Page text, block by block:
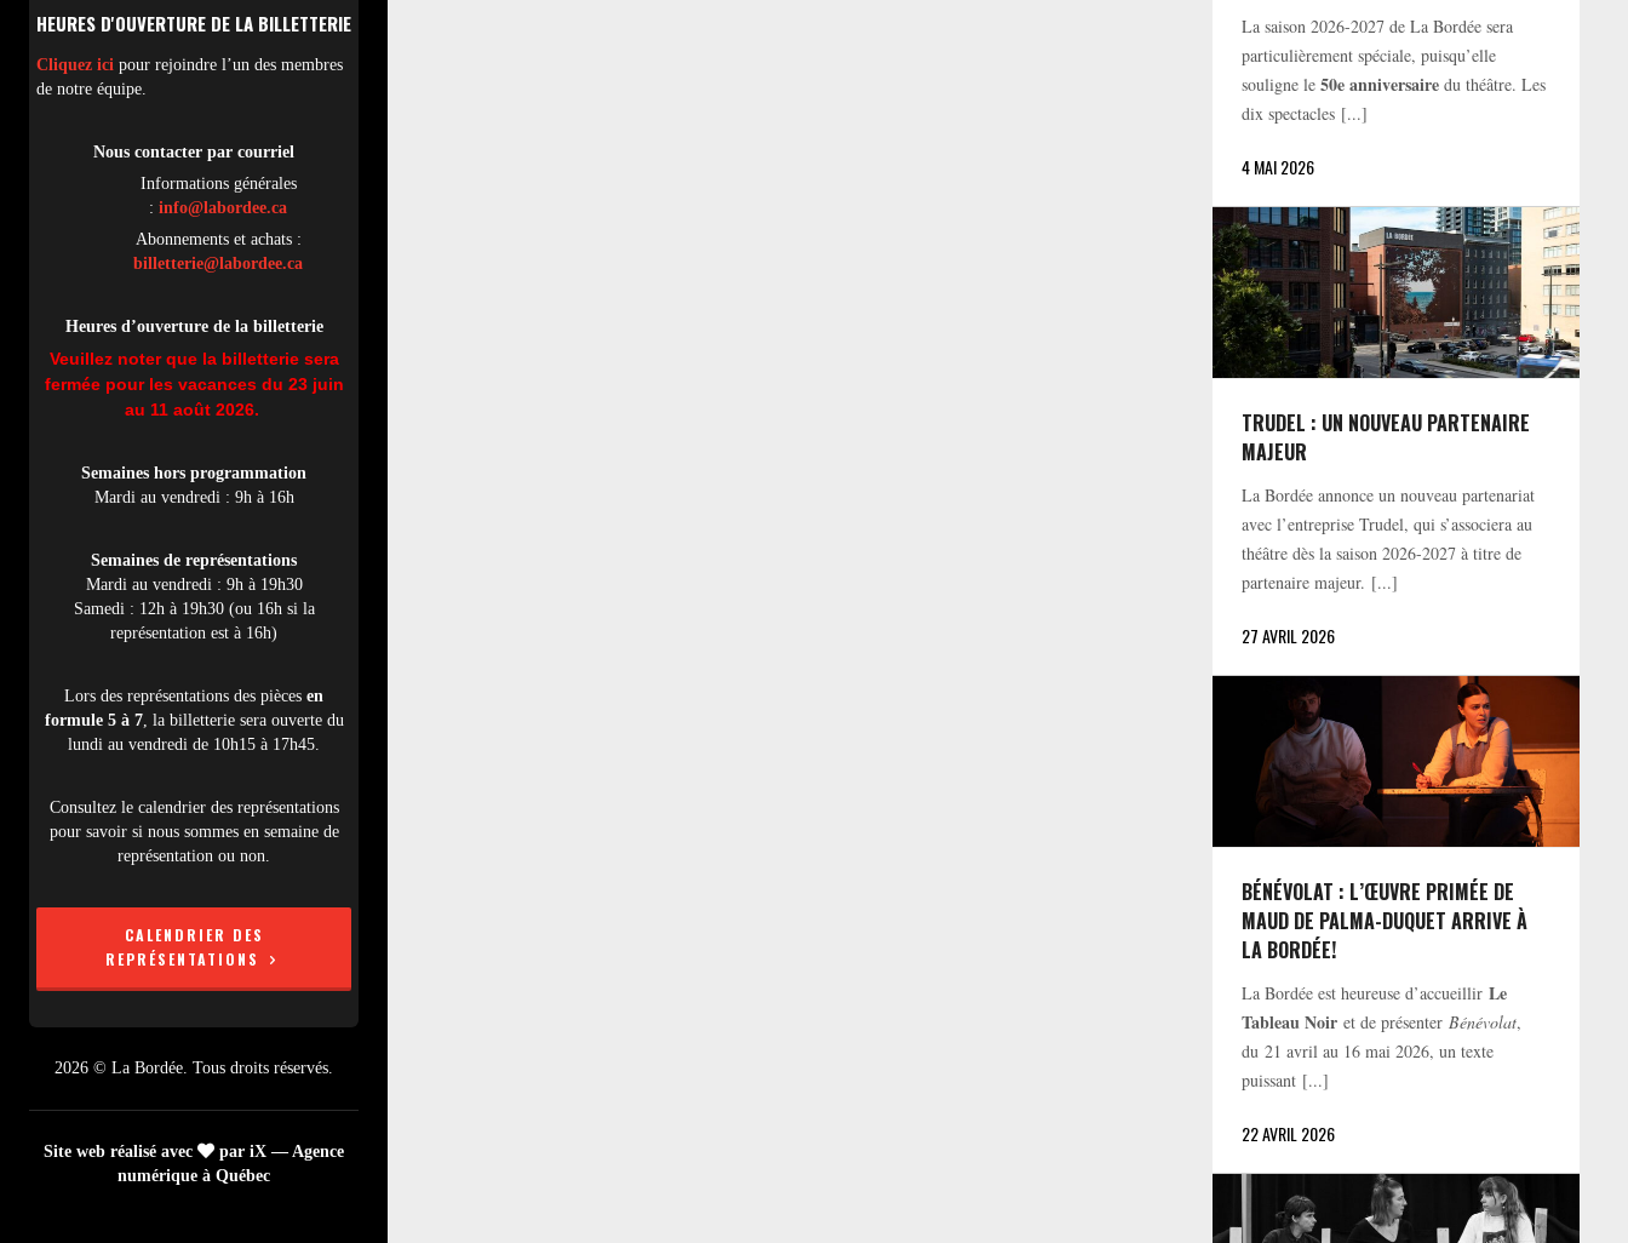
HEURES D'OUVERTURE DE LA BILLETTERIE
Cliquez ici pour rejoindre l’un des membres
de notre équipe.
Nous contacter par courriel
Informations générales
: info@labordee.ca
Abonnements et achats :
billetterie@labordee.ca
Heures d’ouverture de la billetterie
Veuillez noter que la billetterie sera
fermée pour les vacances du 23 juin
au 11 août 2026.
Semaines hors programmation
Mardi au vendredi : 9h à 16h
Semaines de représentations
Mardi au vendredi : 9h à 19h30
Samedi : 12h à 19h30 (ou 16h si la
représentation est à 16h)
Lors des représentations des pièces en
formule 5 à 7, la billetterie sera ouverte du
lundi au vendredi de 10h15 à 17h45.
Consultez le calendrier des représentations
pour savoir si nous sommes en semaine de
représentation ou non.
CALENDRIER DES
REPRÉSENTATIONS
2026 © La Bordée. Tous droits réservés.
Site web réalisé avec
par iX — Agence
numérique à Québec
La saison 2026-2027 de La Bordée sera
particulièrement spéciale, puisqu’elle
souligne le50e anniversaire du théâtre. Les
dix spectacles [...]
4 MAI 2026
TRUDEL : UN NOUVEAU PARTENAIRE
MAJEUR
La Bordée annonce un nouveau partenariat
avec l’entreprise Trudel, qui s’associera au
théâtre dès la saison 2026-2027 à titre de
partenaire majeur. [...]
27 AVRIL 2026
BÉNÉVOLAT : L’ŒUVRE PRIMÉE DE
MAUD DE PALMA-DUQUET ARRIVE À
LA BORDÉE!
La Bordée est heureuse d’accueillirLe
Tableau Noir et de présenterBénévolat,
du 21 avril au 16 mai 2026, un texte
puissant [...]
22 AVRIL 2026